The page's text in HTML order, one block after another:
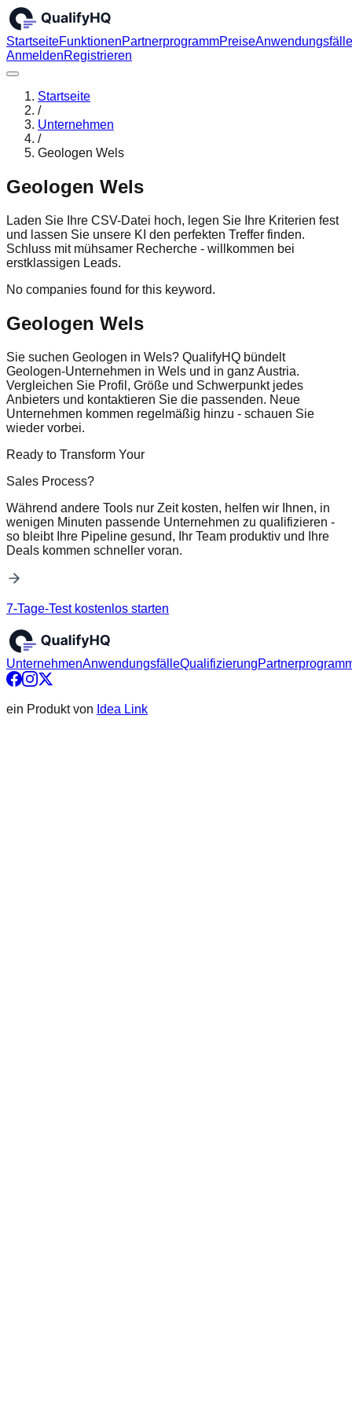
StartseiteFunktionenPartnerprogrammPreiseAnwendungsfälle
AnmeldenRegistrieren
Startseite
/
Unternehmen
/
Geologen Wels
Geologen Wels
Laden Sie Ihre CSV-Datei hoch, legen Sie Ihre Kriterien fest
und lassen Sie unsere KI den perfekten Treffer finden.
Schluss mit mühsamer Recherche - willkommen bei
erstklassigen Leads.
No companies found for this keyword.
Geologen Wels
Sie suchen Geologen in Wels? QualifyHQ bündelt
Geologen-Unternehmen in Wels und in ganz Austria.
Vergleichen Sie Profil, Größe und Schwerpunkt jedes
Anbieters und kontaktieren Sie die passenden. Neue
Unternehmen kommen regelmäßig hinzu - schauen Sie
wieder vorbei.
Ready to Transform Your
Sales Process?
Während andere Tools nur Zeit kosten, helfen wir Ihnen, in
wenigen Minuten passende Unternehmen zu qualifizieren -
so bleibt Ihre Pipeline gesund, Ihr Team produktiv und Ihre
Deals kommen schneller voran.
7-Tage-Test kostenlos starten
UnternehmenAnwendungsfälleQualifizierung
ein Produkt von Idea Link